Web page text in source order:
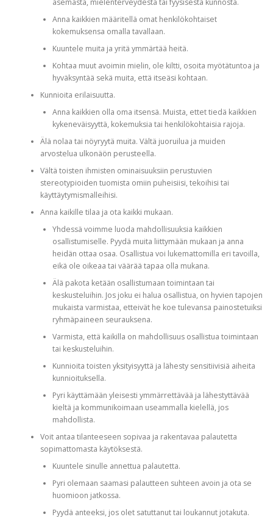
asemasta, mielenterveydestä tai fyysisestä kunnosta.
Anna kaikkien määritellä omat henkilökohtaiset
kokemuksensa omalla tavallaan.
Kuuntele muita ja yritä ymmärtää heitä.
Kohtaa muut avoimin mielin, ole kiltti, osoita myötätuntoa ja
hyväksyntää sekä muita, että itseäsi kohtaan.
Kunnioita erilaisuutta.
Anna kaikkien olla oma itsensä. Muista, ettet tiedä kaikkien
kykeneväisyyttä, kokemuksia tai henkilökohtaisia rajoja.
Älä nolaa tai nöyryytä muita. Vältä juoruilua ja muiden
arvostelua ulkonäön perusteella.
Vältä toisten ihmisten ominaisuuksiin perustuvien
stereotypioiden tuomista omiin puheisiisi, tekoihisi tai
käyttäytymismalleihisi.
Anna kaikille tilaa ja ota kaikki mukaan.
Yhdessä voimme luoda mahdollisuuksia kaikkien
osallistumiselle. Pyydä muita liittymään mukaan ja anna
heidän ottaa osaa. Osallistua voi lukemattomilla eri tavoilla,
eikä ole oikeaa tai väärää tapaa olla mukana.
Älä pakota ketään osallistumaan toimintaan tai
keskusteluihin. Jos joku ei halua osallistua, on hyvien tapojen
mukaista varmistaa, etteivät he koe tulevansa painostetuiksi
ryhmäpaineen seurauksena.
Varmista, että kaikilla on mahdollisuus osallistua toimintaan
tai keskusteluihin.
Kunnioita toisten yksityisyyttä ja lähesty sensitiivisiä aiheita
kunnioituksella.
Pyri käyttämään yleisesti ymmärrettävää ja lähestyttävää
kieltä ja kommunikoimaan useammalla kielellä, jos
mahdollista.
Voit antaa tilanteeseen sopivaa ja rakentavaa palautetta
sopimattomasta käytöksestä.
Kuuntele sinulle annettua palautetta.
Pyri olemaan saamasi palautteen suhteen avoin ja ota se
huomioon jatkossa.
Pyydä anteeksi, jos olet satuttanut tai loukannut jotakuta.